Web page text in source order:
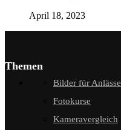
April 18, 2023
Themen
Bilder für Anlässe
Fotokurse
Kameravergleich